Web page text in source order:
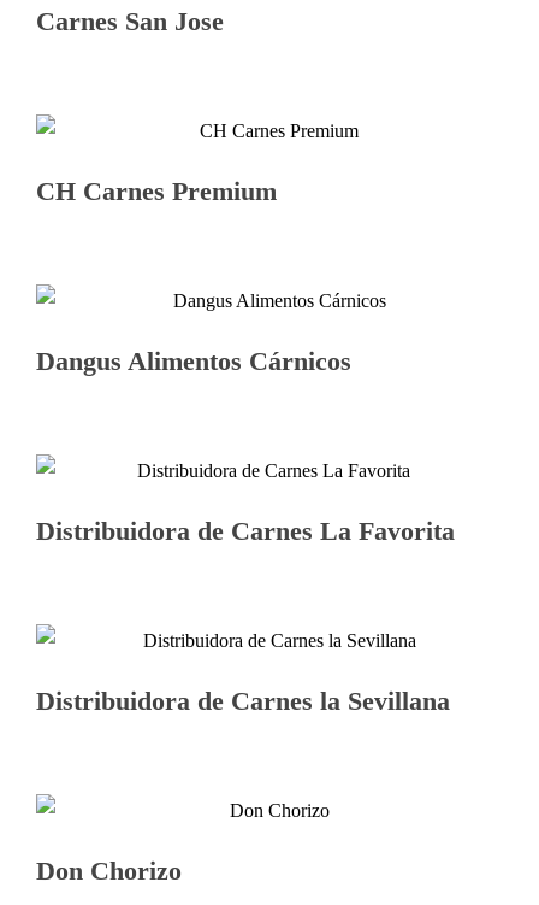
Carnes San Jose
CH Carnes Premium
Dangus Alimentos Cárnicos
Distribuidora de Carnes La Favorita
Distribuidora de Carnes la Sevillana
Don Chorizo